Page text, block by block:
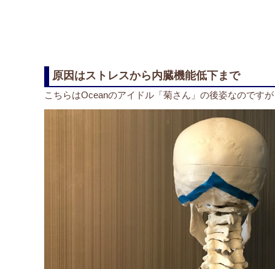
原因はストレスから内臓機能低下まで
こちらはOceanのアイドル「菊さん」の後姿なのですが